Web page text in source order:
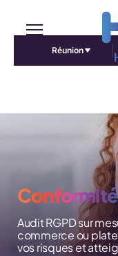
Réunion
Conformité
Audit RGPD sur
commerce ou
vos risques et